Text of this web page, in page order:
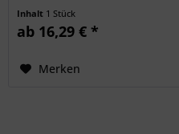
Inhalt 1 Stück
ab 16,29 € *
Merken